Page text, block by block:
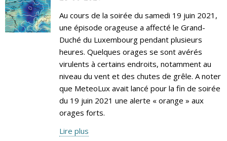
Au cours de la soirée du samedi 19 juin 2021,
une épisode orageuse a affecté le Grand-
Duché du Luxembourg pendant plusieurs
heures. Quelques orages se sont avérés
virulents à certains endroits, notamment au
niveau du vent et des chutes de grêle. A noter
que MeteoLux avait lancé pour la fin de soirée
du 19 juin 2021 une alerte « orange » aux
orages forts.
Lire plus